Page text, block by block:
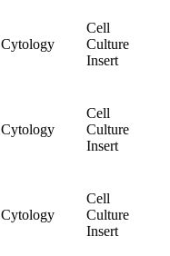
Cytology
Cell
Culture
Insert
Cytology
Cell
Culture
Insert
Cytology
Cell
Culture
Insert